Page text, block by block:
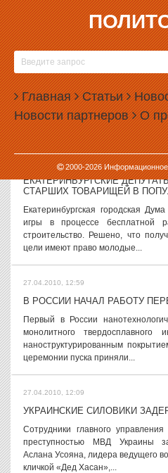
Главная Статьи
Новости партнеров О
2000-2026Информационное
27.04.2010, 15:31
СВЕРДЛОВЧАН БУДУТ
ПРАЗДНИЧНЫЕ ДНИ
Комитет свердловской
рассмотрел во втором и третьем
административных
Свердловской области». В ходе...
27.04.2010, 14:53
ЕКАТЕРИНБУРГСКИЕ
СТАРШИХ ТОВАРИЩЕЙ В
Екатеринбургская городская
игры в процессе бесплатной
строительство. Решено, что
цели имеют право молодые...
27.04.2010, 12:59
В РОССИИ НАЧАЛ РАБОТУ
Первый в России
монолитного твердосплавного
наноструктурированным
церемонии пуска приняли...
27.04.2010, 12:09
УКРАИНСКИЕ СИЛОВИКИ
Сотрудники главного
преступностью МВД Украины
Аслана Усояна, лидера ведущего
кличкой «Дед Хасан»,...